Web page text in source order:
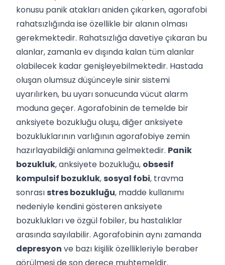
konusu panik atakları aniden çıkarken, agorafobi
rahatsızlığında ise özellikle bir alanın olması
gerekmektedir. Rahatsızlığa davetiye çıkaran bu
alanlar, zamanla ev dışında kalan tüm alanlar
olabilecek kadar genişleyebilmektedir. Hastada
oluşan olumsuz düşünceyle sinir sistemi
uyarılırken, bu uyarı sonucunda vücut alarm
moduna geçer. Agorafobinin de temelde bir
anksiyete bozukluğu oluşu, diğer anksiyete
bozukluklarının varlığının agorafobiye zemin
hazırlayabildiği anlamına gelmektedir. Panik
bozukluk, anksiyete bozukluğu, obsesif
kompulsif bozukluk, sosyal fobi, travma
sonrası stres bozukluğu, madde kullanımı
nedeniyle kendini gösteren anksiyete
bozuklukları ve özgül fobiler, bu hastalıklar
arasında sayılabilir. Agorafobinin aynı zamanda
depresyon ve bazı kişilik özellikleriyle beraber
görülmesi de son derece muhtemeldir.